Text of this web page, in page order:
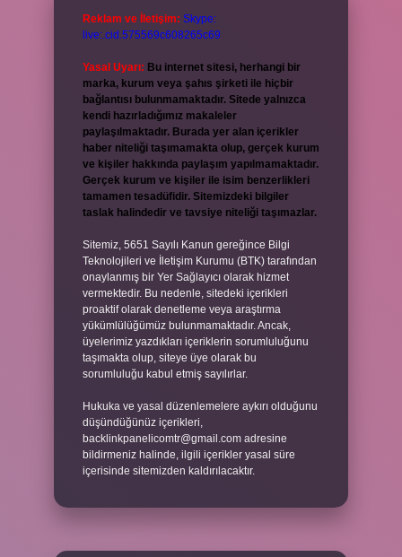
Reklam ve İletişim: Skype:
live:.cid.575569c608265c69
Yasal Uyarı: Bu internet sitesi, herhangi bir
marka, kurum veya şahıs şirketi ile hiçbir
bağlantısı bulunmamaktadır. Sitede yalnızca
kendi hazırladığımız makaleler
paylaşılmaktadır. Burada yer alan içerikler
haber niteliği taşımamakta olup, gerçek kurum
ve kişiler hakkında paylaşım yapılmamaktadır.
Gerçek kurum ve kişiler ile isim benzerlikleri
tamamen tesadüfidir. Sitemizdeki bilgiler
taslak halindedir ve tavsiye niteliği taşımazlar.
Sitemiz, 5651 Sayılı Kanun gereğince Bilgi
Teknolojileri ve İletişim Kurumu (BTK) tarafından
onaylanmış bir Yer Sağlayıcı olarak hizmet
vermektedir. Bu nedenle, sitedeki içerikleri
proaktif olarak denetleme veya araştırma
yükümlülüğümüz bulunmamaktadır. Ancak,
üyelerimiz yazdıkları içeriklerin sorumluluğunu
taşımakta olup, siteye üye olarak bu
sorumluluğu kabul etmiş sayılırlar.
Hukuka ve yasal düzenlemelere aykırı olduğunu
düşündüğünüz içerikleri,
backlinkpanelicomtr@gmail.com adresine
bildirmeniz halinde, ilgili içerikler yasal süre
içerisinde sitemizden kaldırılacaktır.